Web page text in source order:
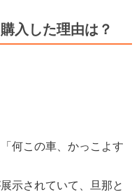
入した理由は？
何この車、かっこよす
示されていて、旦那と